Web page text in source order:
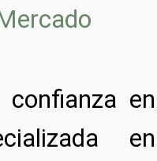
confianza en
en